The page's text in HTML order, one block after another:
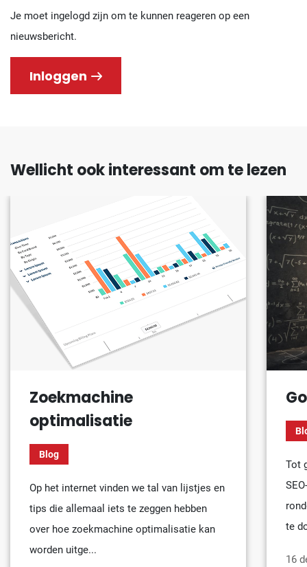
Je moet ingelogd zijn om te kunnen reageren op een
nieuwsbericht.
Inloggen
Wellicht ook interessant om te lezen
Zoekmachine
optimalisatie
Blog
Op het internet vinden we tal van lijstjes en
tips die allemaal iets te zeggen hebben
over hoe zoekmachine optimalisatie kan
worden uitge...
Tot
te
16